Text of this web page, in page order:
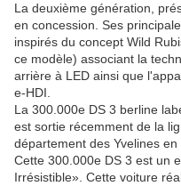
La deuxième génération,
en concession. Ses
inspirés du concept Wild
ce modèle) associant la
arrière à LED ainsi que
e-HDI.
La 300.000e DS 3 berline
est sortie récemment de la
département des Yvelines en
Cette 300.000e DS 3 est un
Irrésistible». Cette voiture